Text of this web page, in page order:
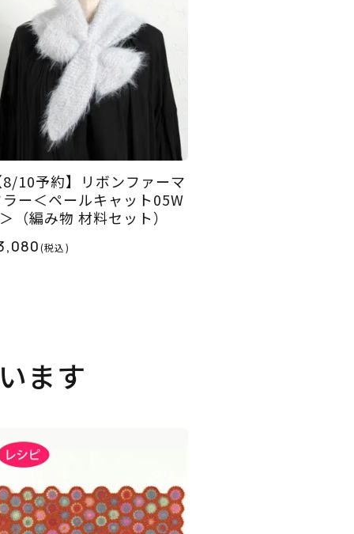
8/10予約】リボンファーマ
ラー＜ペールキャット05W
（編み物 材料セット）
(税込)
ます